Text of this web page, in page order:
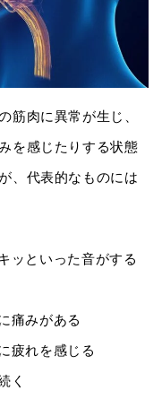
筋肉に異常が生じ、
を感じたりする状態
、代表的なものには
ッといった音がする
痛みがある
疲れを感じる
く